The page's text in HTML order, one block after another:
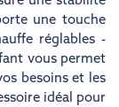
une touche
réglables -
vous permet
besoins et les
idéal pour